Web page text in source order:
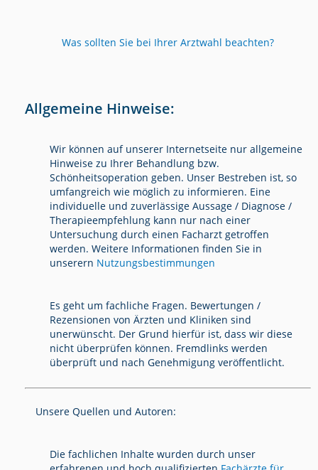
Was sollten Sie bei Ihrer Arztwahl beachten?
Allgemeine Hinweise:
Wir können auf unserer Internetseite nur allgemeine
Hinweise zu Ihrer Behandlung bzw.
Schönheitsoperation geben. Unser Bestreben ist, so
umfangreich wie möglich zu informieren. Eine
individuelle und zuverlässige Aussage / Diagnose /
Therapieempfehlung kann nur nach einer
Untersuchung durch einen Facharzt getroffen
werden. Weitere Informationen finden Sie in
unserern Nutzungsbestimmungen
Es geht um fachliche Fragen. Bewertungen /
Rezensionen von Ärzten und Kliniken sind
unerwünscht. Der Grund hierfür ist, dass wir diese
nicht überprüfen können. Fremdlinks werden
überprüft und nach Genehmigung veröffentlicht.
Unsere Quellen und Autoren:
Die fachlichen Inhalte wurden durch unser